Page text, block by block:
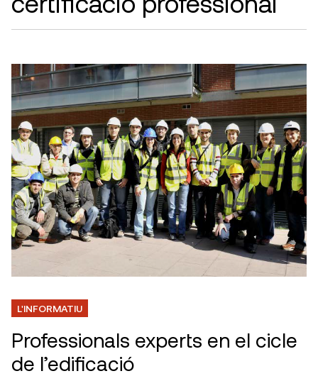
L'INFORMATIU
Professionals experts en el cicle
de l’edificació